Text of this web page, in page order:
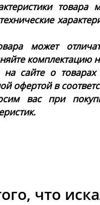
может
комплектацию
сайте о
офертой в
вас при
что